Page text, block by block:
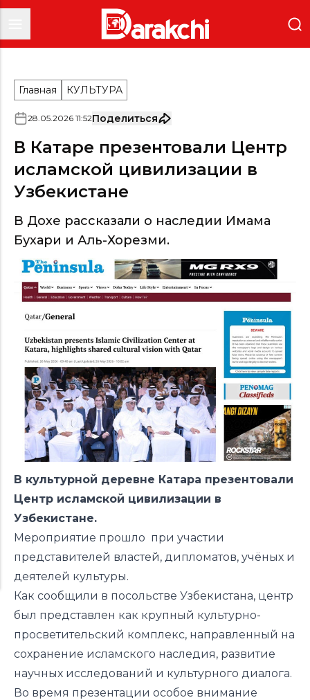
Главная КУЛЬТУРА
28.05.2026 11:52Поделиться
В Катаре презентовали Центр
исламской цивилизации в
Узбекистане
В Дохе рассказали о наследии Имама
Бухари и Аль-Хорезми.
В культурной деревне Катара презентовали
Центр исламской цивилизации в
Узбекистане.
Мероприятие прошло при участии
представителей властей, дипломатов, учёных и
деятелей культуры.
Как сообщили в посольстве Узбекистана, центр
был представлен как крупный культурно-
просветительский комплекс, направленный на
сохранение исламского наследия, развитие
научных исследований и культурного диалога.
Во время презентации особое внимание